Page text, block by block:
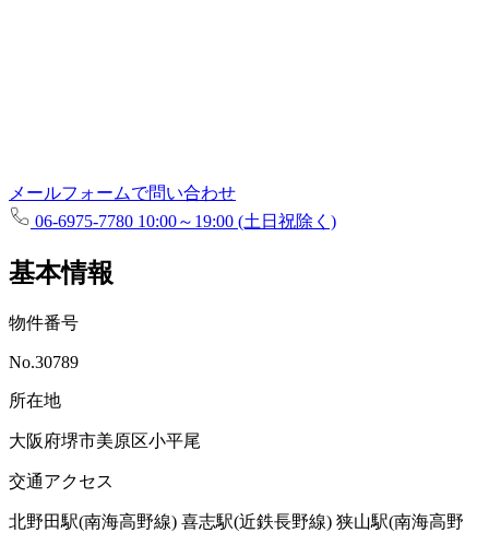
メールフォームで問い合わせ
06-6975-7780 10:00～19:00 (土日祝除く)
基本情報
物件番号
No.30789
所在地
大阪府堺市美原区小平尾
交通アクセス
北野田駅(南海高野線) 喜志駅(近鉄長野線) 狭山駅(南海高野